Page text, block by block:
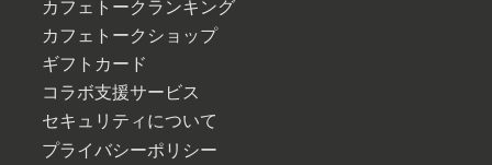
カフェトークランキング
カフェトークショップ
ギフトカード
コラボ支援サービス
セキュリティについて
プライバシーポリシー